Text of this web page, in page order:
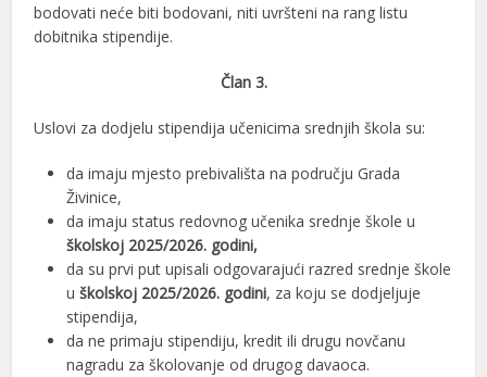
bodovati neće biti bodovani, niti uvršteni na rang listu
dobitnika stipendije.
Član 3.
Uslovi za dodjelu stipendija učenicima srednjih škola su:
da imaju mjesto prebivališta na području Grada
Živinice,
da imaju status redovnog učenika srednje škole u
školskoj 2025/2026. godini,
da su prvi put upisali odgovarajući razred srednje škole
uškolskoj 2025/2026. godini, za koju se dodjeljuje
stipendija,
da ne primaju stipendiju, kredit ili drugu novčanu
nagradu za školovanje od drugog davaoca.